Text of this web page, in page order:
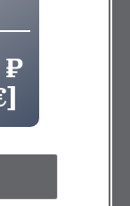
₽